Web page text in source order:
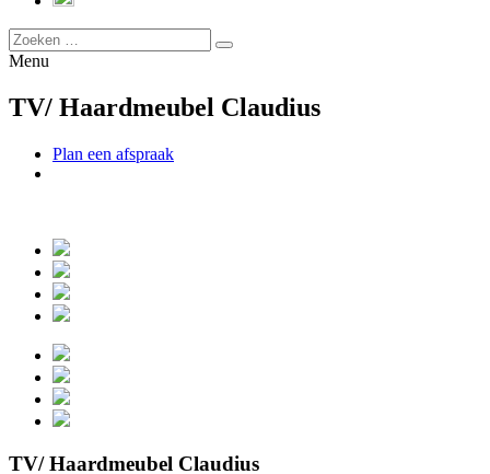
Menu
TV/ Haardmeubel Claudius
Plan een afspraak
TV/ Haardmeubel Claudius